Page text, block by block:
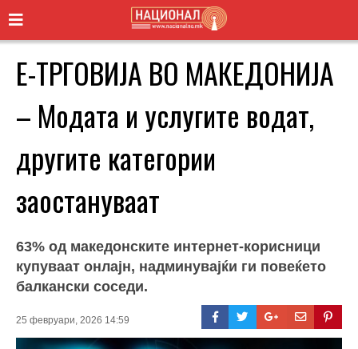
Е-ТРГОВИЈА ВО МАКЕДОНИЈА
– Модата и услугите водат,
другите категории
заостануваат
63% од македонските интернет-корисници
купуваат онлајн, надминувајќи ги повеќето
балкански соседи.
25 февруари, 2026 14:59